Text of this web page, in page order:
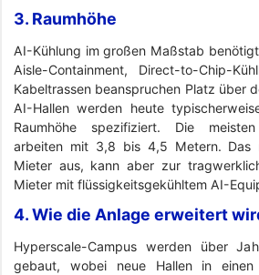
3. Raumhöhe
AI-Kühlung im großen Maßstab
Aisle-Containment, Direct-to-Chip-
Kabeltrassen beanspruchen Platz über
AI-Hallen werden heute
Raumhöhe spezifiziert. Die meisten
arbeiten mit 3,8 bis 4,5 Metern. Das
Mieter aus, kann aber zur
Mieter mit flüssigkeitsgekühltem AI-
4. Wie die Anlage erweitert
Hyperscale-Campus werden über
gebaut, wobei neue Hallen in einen